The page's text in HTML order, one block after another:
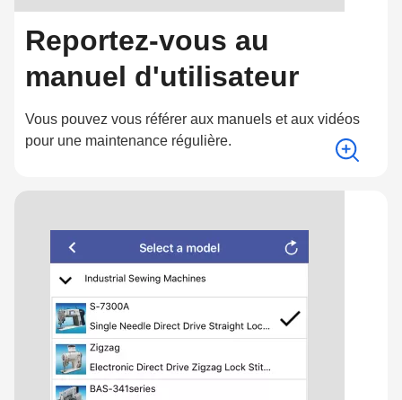
Reportez-vous au
manuel d'utilisateur
Vous pouvez vous référer aux manuels et aux vidéos
pour une maintenance régulière.